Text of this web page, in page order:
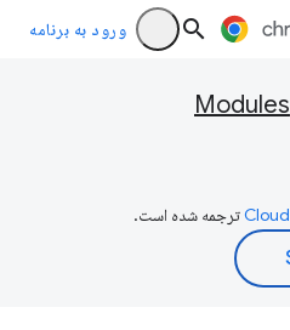
ورود به برنامه
Modules
ترجمه شده است.